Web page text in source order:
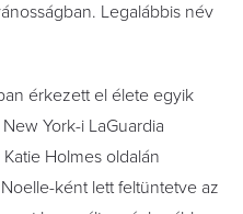
Legalábbis név
érkezett el élete egyik
York-i LaGuardia
Holmes oldalán
ként lett feltüntetve az